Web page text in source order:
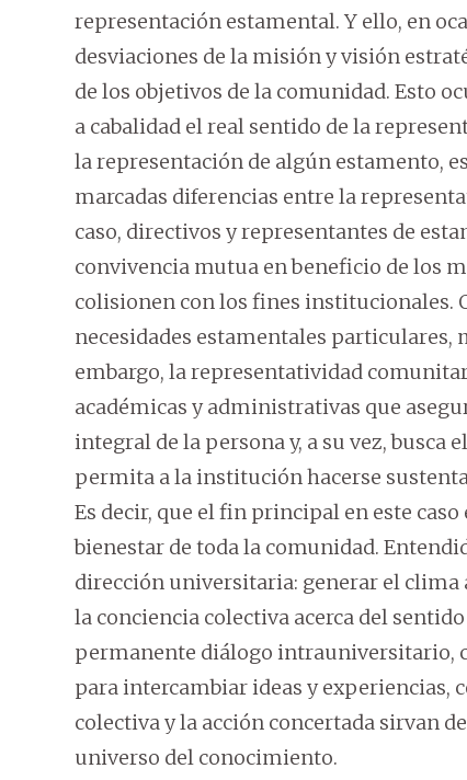
representación estamental. Y ello, en
desviaciones de la misión y visión
de los objetivos de la comunidad. Esto
a cabalidad el real sentido de la
la representación de algún estamento,
marcadas diferencias entre la
caso, directivos y representantes de
convivencia mutua en beneficio de los
colisionen con los fines institucionales.
necesidades estamentales particulares,
embargo, la representatividad
académicas y administrativas que
integral de la persona y, a su vez,
permita a la institución hacerse
Es decir, que el fin principal en este
bienestar de toda la comunidad.
dirección universitaria: generar el
la conciencia colectiva acerca del
permanente diálogo intrauniversitario,
para intercambiar ideas y
colectiva y la acción concertada sirvan
universo del conocimiento.